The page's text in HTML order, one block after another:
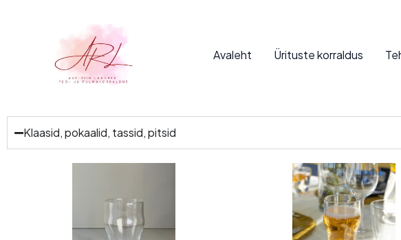
Avaleht Ürituste korraldus
Klaasid, pokaalid, tassid, pitsid